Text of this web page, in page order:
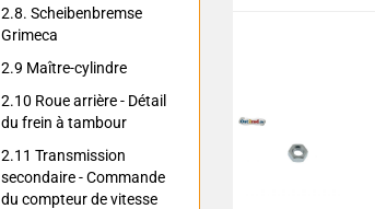
2.8. Scheibenbremse
Grimeca
2.9 Maître-cylindre
2.10 Roue arrière - Détail
du frein à tambour
2.11 Transmission
secondaire - Commande
du compteur de vitesse